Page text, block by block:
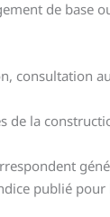
de base
consultation
de la
publié pour